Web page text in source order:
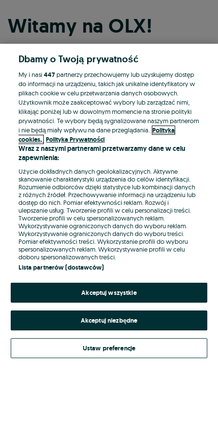
Witamy na OLX!
Kontynuuj przez Facebooka
Kontynuuj przez konto Apple
Kontynuuj przez konto Google
LUB
E-mail
Hasło
Nie pamiętasz hasła?
Zaloguj się
Kontynuując za pośrednictwem jednego z dostawców wskazanych powyżej,
Regulamin serwisuOLX.pl w jego aktualnym brzmieniu.
Dbamy o Twoją prywatność
My i nasi447partnerzy przechowujemy lub uzyskujemy dostęp
do informacji na urządzeniu, takich jak unikalne identyfikatory w
plikach cookie w celu przetwarzania danych osobowych.
Użytkownik może zaakceptować wybory lub zarządzać nimi,
klikając poniżej lub w dowolnym momencie na stronie polityki
prywatności. Te wybory będą sygnalizowane naszym partnerom
i nie będą miały wpływu na dane przeglądania. Polityka
cookies, Polityka Prywatności
Wraz z naszymi partnerami przetwarzamy dane w celu
zapewnienia:
Użycie dokładnych danych geolokalizacyjnych. Aktywne
skanowanie charakterystyki urządzenia do celów identyfikacji.
Rozumienie odbiorców dzięki statystyce lub kombinacji danych
z różnych źródeł. Przechowywanie informacji na urządzeniu lub
dostęp do nich. Pomiar efektywności reklam. Rozwój i
ulepszanie usług. Tworzenie profili w celu personalizacji treści.
Tworzenie profili w celu spersonalizowanych reklam.
Wykorzystywanie ograniczonych danych do wyboru reklam.
Wykorzystywanie ograniczonych danych do wyboru treści.
Pomiar efektywności treści. Wykorzystanie profili do wyboru
spersonalizowanych reklam. Wykorzystywanie profili w celu
doboru spersonalizowanych treści.
Lista partnerów (dostawców)
Akceptuj wszystkie
Akceptuj niezbędne
Ustaw preferencje